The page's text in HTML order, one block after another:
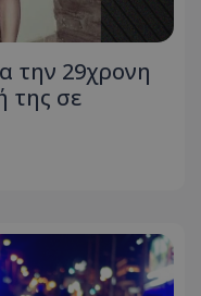
την 29χρονη
της σε
Microsoft Corporation